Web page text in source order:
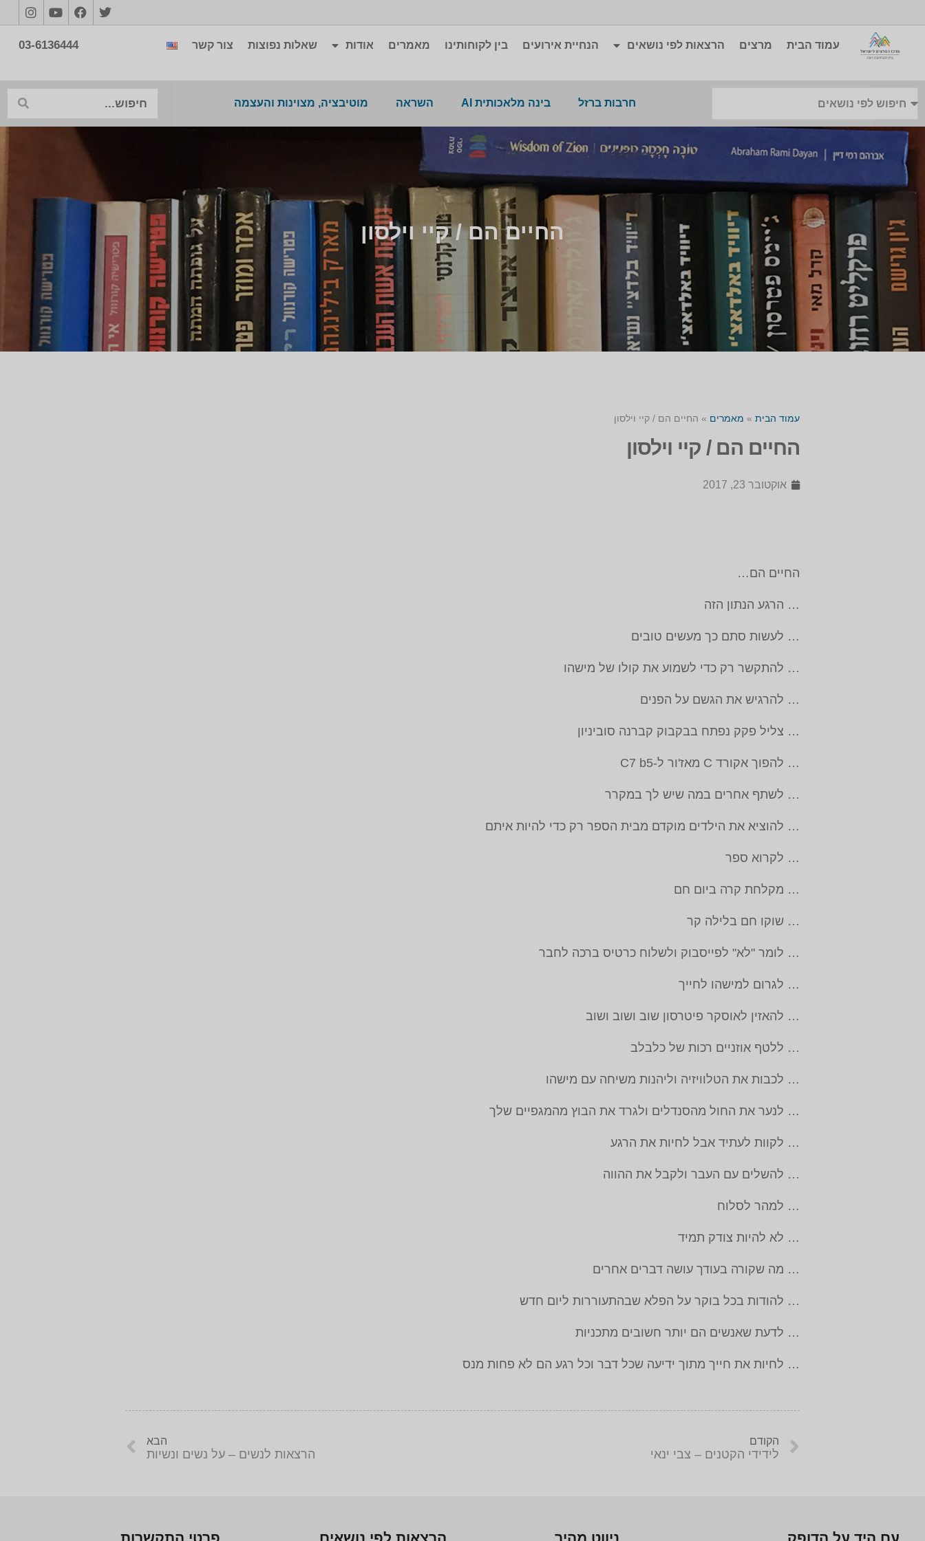
עמוד הבית מרצים הרצאות לפי נושאים הנחיית אירועים בין לקוחותינו מאמרים אודות שאלות נפוצות צור קשר 03-6136444
חרבות ברזל בינה מלאכותית AI השראה מוטיבציה, מצוינות והעצמה
החיים הם / קיי וילסון
עמוד הבית » מאמרים » החיים הם / קיי וילסון
החיים הם / קיי וילסון
אוקטובר 23, 2017
החיים הם…
… הרגע הנתון הזה
… לעשות סתם כך מעשים טובים
… להתקשר רק כדי לשמוע את קולו של מישהו
… להרגיש את הגשם על הפנים
… צליל פקק נפתח בבקבוק קברנה סוביניון
… להפוך אקורד C מאז'ור ל-C7 b5
… לשתף אחרים במה שיש לך במקרר
… להוציא את הילדים מוקדם מבית הספר רק כדי להיות איתם
… לקרוא ספר
… מקלחת קרה ביום חם
… שוקו חם בלילה קר
… לומר "לא" לפייסבוק ולשלוח כרטיס ברכה לחבר
… לגרום למישהו לחייך
… להאזין לאוסקר פיטרסון שוב ושוב ושוב
… ללטף אוזניים רכות של כלבלב
… לכבות את הטלוויזיה וליהנות משיחה עם מישהו
… לנער את החול מהסנדלים ולגרד את הבוץ מהמגפיים שלך
… לקוות לעתיד אבל לחיות את הרגע
… להשלים עם העבר ולקבל את ההווה
… למהר לסלוח
… לא להיות צודק תמיד
… מה שקורה בעודך עושה דברים אחרים
… להודות בכל בוקר על הפלא שבהתעוררות ליום חדש
… לדעת שאנשים הם יותר חשובים מתכניות
… לחיות את חייך מתוך ידיעה שכל דבר וכל רגע הם לא פחות מנס
הקודם
לידידי הקטנים – צבי ינאי
הבא
הרצאות לנשים – על נשים ונשיות